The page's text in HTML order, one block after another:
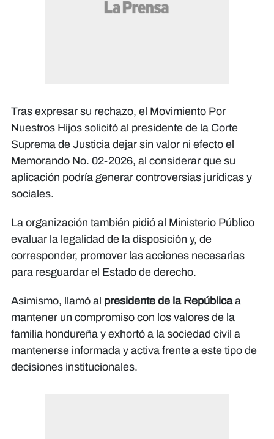
Tras expresar su rechazo, el Movimiento Por
Nuestros Hijos solicitó al presidente de la Corte
Suprema de Justicia dejar sin valor ni efecto el
Memorando No. 02-2026, al considerar que su
aplicación podría generar controversias jurídicas y
sociales.
La organización también pidió al Ministerio Público
evaluar la legalidad de la disposición y, de
corresponder, promover las acciones necesarias
para resguardar el Estado de derecho.
Asimismo, llamó al presidente de la Repúblicaa
mantener un compromiso con los valores de la
familia hondureña y exhortó a la sociedad civil a
mantenerse informada y activa frente a este tipo de
decisiones institucionales.